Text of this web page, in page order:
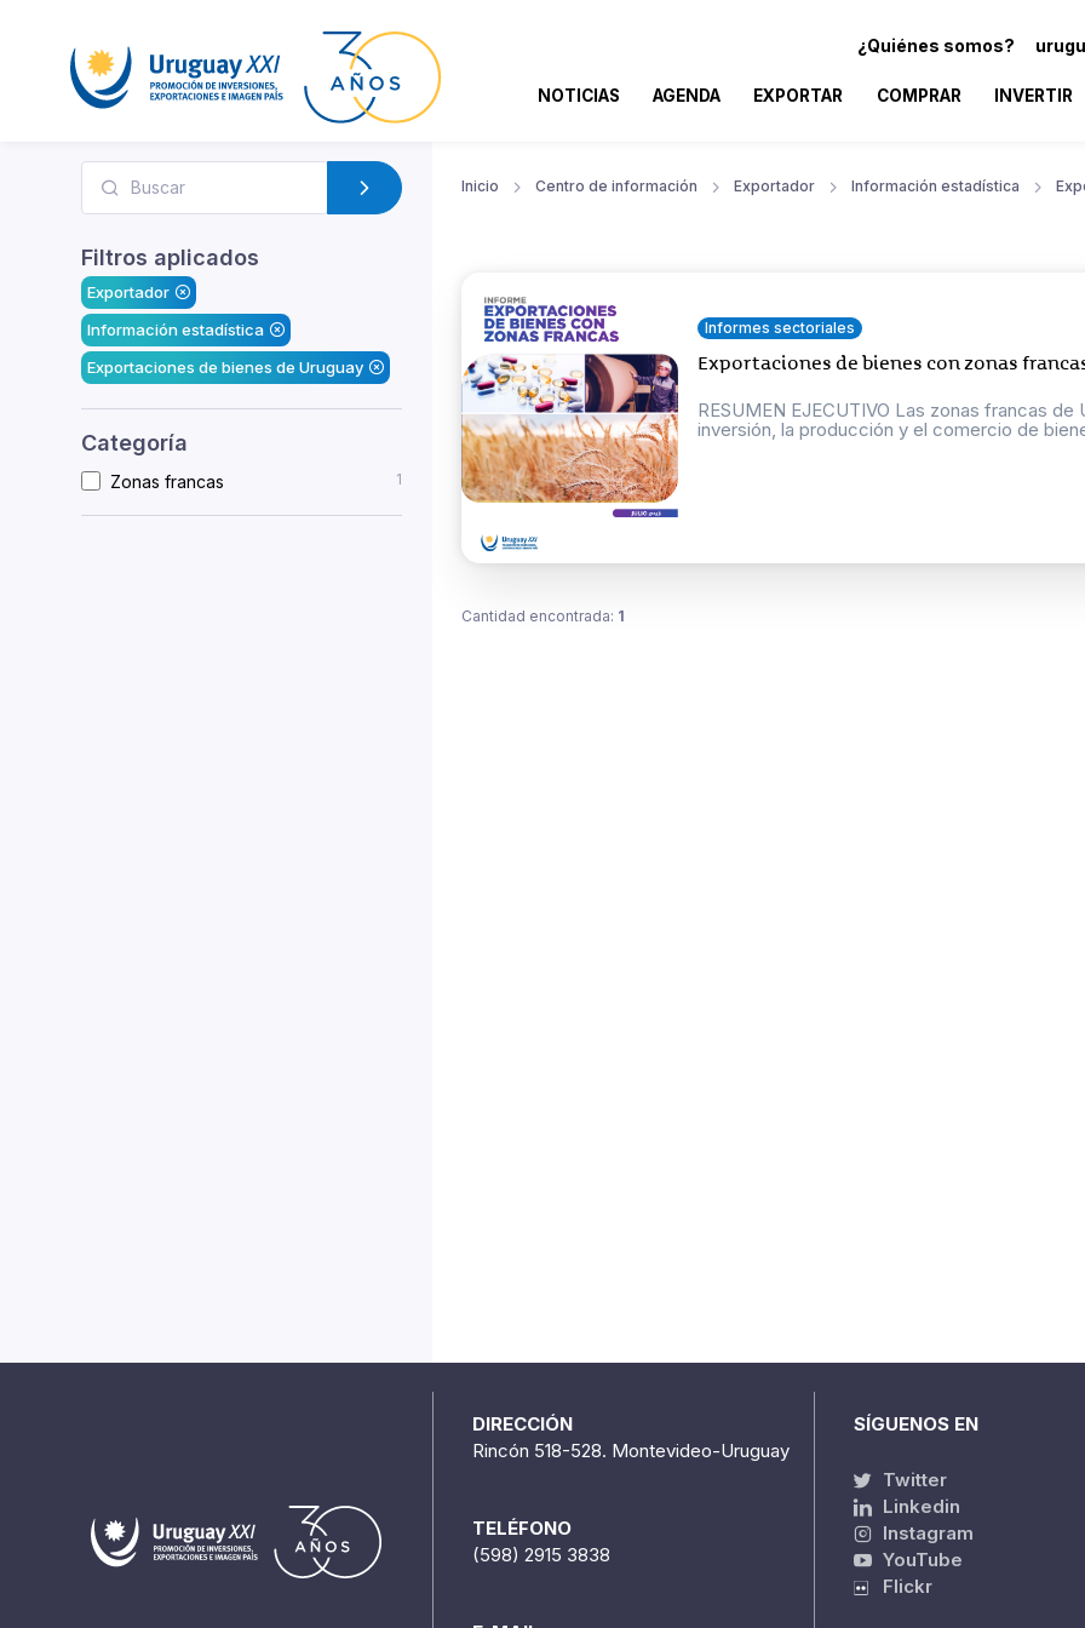
¿Quiénes somos?
NOTICIAS AGENDA EXPORTAR COMPRAR INVERTIR
Filtros aplicados
Exportador
Información estadística
Exportaciones de bienes de Uruguay
Categoría
Zonas francas 1
Inicio Centro de información Exportador Información estadística
Informes sectoriales
Exportaciones de bienes con zonas
RESUMEN EJECUTIVO Las zonas francas
inversión, la producción y el comercio de
Cantidad encontrada: 1
DIRECCIÓN
Rincón 518-528. Montevideo-Uruguay
TELÉFONO
(598) 2915 3838
SÍGUENOS EN
Twitter
Linkedin
Instagram
YouTube
Flickr